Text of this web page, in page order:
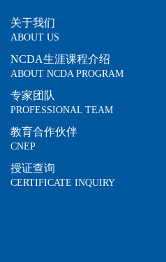
关于我们
ABOUT US
NCDA生涯课程介绍
ABOUT NCDA PROGRAM
专家团队
PROFESSIONAL TEAM
教育合作伙伴
CNEP
授证查询
CERTIFICATE INQUIRY